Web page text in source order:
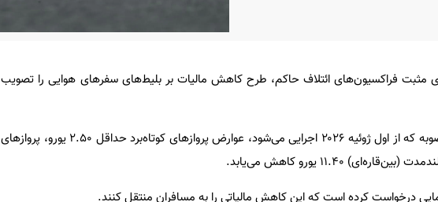
مثبت فراکسیون‌های ائتلاف حاکم، طرح کاهش مالیات بر بلیط‌های سفرهای هوایی را تصویب
به گزارش مهر، بر اساس این مصوبه که از اول ژوئیه ۲۰۲۶ اجرایی می‌شود، عوارض پروازهای کوتاه‌برد حداقل ۲.۵۰ یورو، پروازهای
درخواست کرده است که این کاهش مالیاتی را به مسافران منتقل کنند.